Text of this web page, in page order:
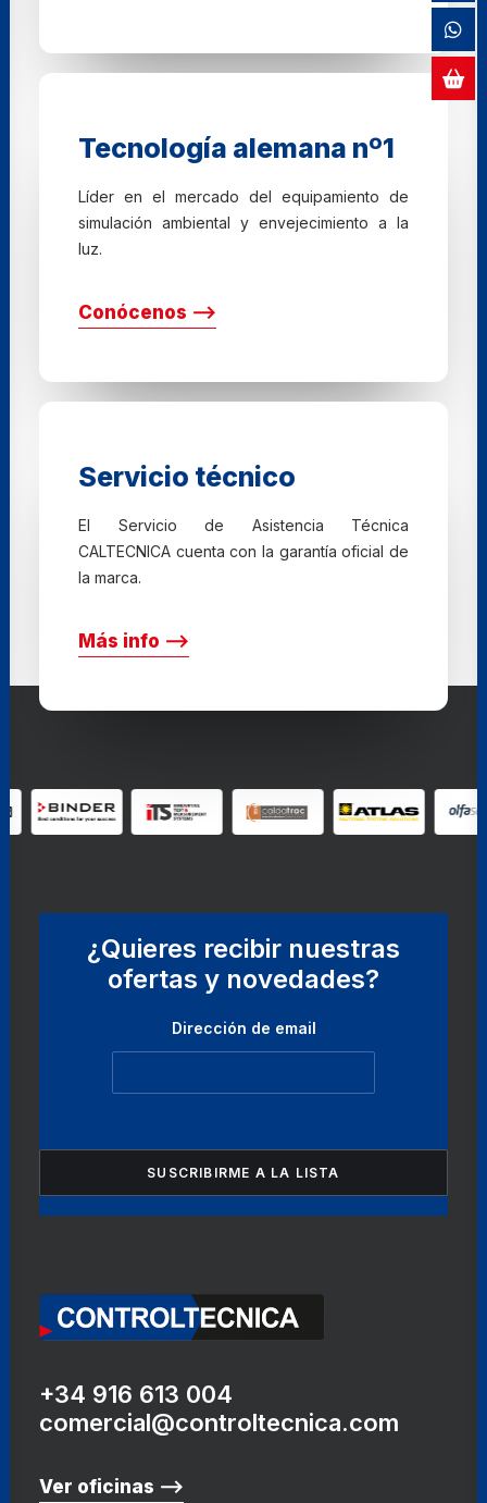
Tecnología alemana nº1
Líder en el mercado del equipamiento de
simulación ambiental y envejecimiento a la
luz.
Conócenos ⟶
Servicio técnico
El Servicio de Asistencia Técnica
CALTECNICA cuenta con la garantía oficial de
la marca.
Más info ⟶
¿Quieres recibir nuestras
ofertas y novedades?
Dirección de email
+34 916 613 004
comercial@controltecnica.com
Ver oficinas ⟶